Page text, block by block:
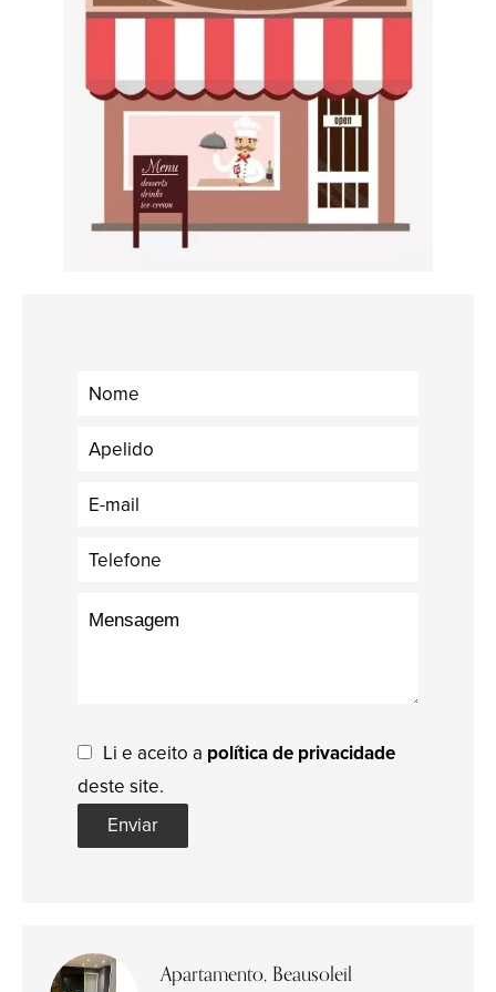
Li e aceito a política de privacidade
deste site.
Enviar
Apartamento, Beausoleil